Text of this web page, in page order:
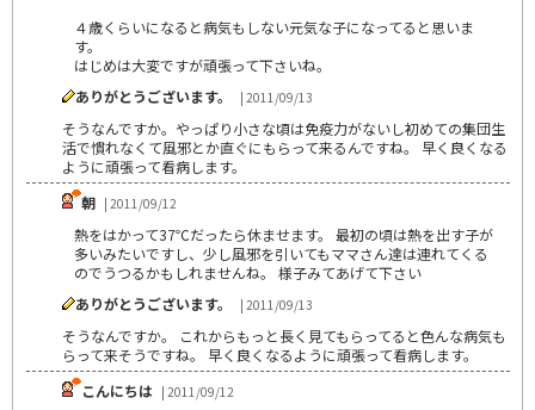
４歳くらいになると病気もしない元気な子になってると思いま
す。
はじめは大変ですが頑張って下さいね。
ありがとうございます。
| 2011/09/13
そうなんですか。やっぱり小さな頃は免疫力がないし初めての集団生
活で慣れなくて風邪とか直ぐにもらって来るんですね。 早く良くなる
ように頑張って看病します。
朝 | 2011/09/12
熱をはかって37℃だったら休ませます。 最初の頃は熱を出す子が
多いみたいですし、少し風邪を引いてもママさん達は連れてくる
のでうつるかもしれませんね。 様子みてあげて下さい
ありがとうございます。
| 2011/09/13
そうなんですか。 これからもっと長く見てもらってると色んな病気も
らって来そうですね。 早く良くなるように頑張って看病します。
こんにちは | 2011/09/12